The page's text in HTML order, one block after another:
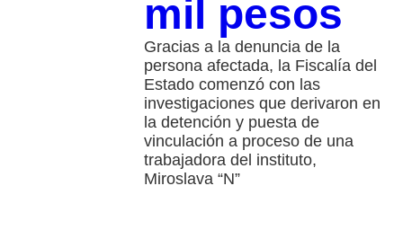
mil pesos
Gracias a la denuncia de la
persona afectada, la Fiscalía del
Estado comenzó con las
investigaciones que derivaron en
la detención y puesta de
vinculación a proceso de una
trabajadora del instituto,
Miroslava “N”